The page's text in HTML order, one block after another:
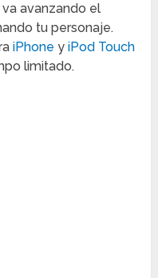
avanzando el
tu personaje.
iPhone yiPod Touch
limitado.